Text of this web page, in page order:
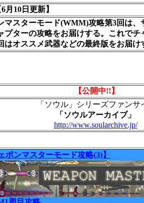
月10日更新】
スターモード(WMM)攻略第3回は、
プターの攻略をお届けする。これで
はオススメ武器などの最終版をお届け
【公開中!!】
「ソウル」シリーズファンサ
「ソウルアーカイブ」
http://www.soularchive.jp/
ポンマスターモード攻略(3)】